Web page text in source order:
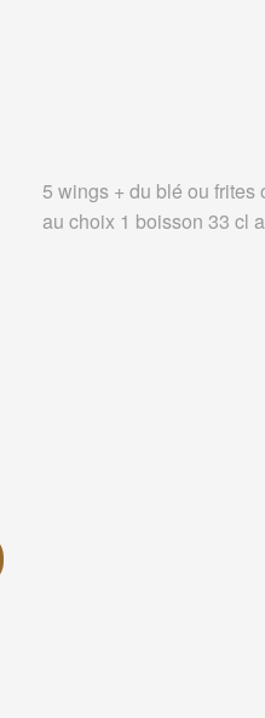
5 wings + du blé ou frites
au choix 1 boisson 33 cl